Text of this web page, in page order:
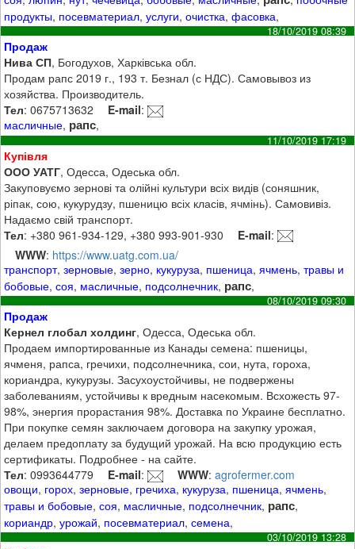
продукты, посевматериал,услуги,очистка,фасовка,
18/10/2019 08:39
Продаж
Нива СП, Богодухов, Харківська обл.
Продам рапс 2019 г., 193 т. Безнал (с НДС). Самовывоз из
хозяйства. Производитель.
Тел: 0675713632 E-mail:
масличные, рапс,
11/10/2019 17:19
Купівля
ООО УАТГ, Одесса, Одеська обл.
Закуповуємо зернові та олійні культури всіх видів (соняшник,
ріпак, сою, кукурудзу, пшеницю всіх класів, ячмінь). Самовивіз.
Надаємо свій транспорт.
Тел: +380 961-934-129, +380 993-901-930 E-mail:
WWW: https://www.uatg.com.ua/
транспорт,зерновые,зерно, кукуруза, пшеница,ячмень,травы и
бобовые,соя, масличные, подсолнечник, рапс,
08/10/2019 09:30
Продаж
Кернел глобал холдинг, Одесса, Одеська обл.
Продаем импортированные из Канады семена: пшеницы,
ячменя, рапса, гречихи, подсолнечника, сои, нута, гороха,
кориандра, кукурузы. Засухоустойчивы, не подвержены
заболеваниям, устойчивы к вредным насекомым. Всхожесть 97-
98%, энергия прорастания 98%. Доставка по Украине бесплатно.
При покупке семян заключаем договора на закупку урожая,
делаем предоплату за будущий урожай. На всю продукцию есть
сертификаты. Подробнее - на сайте.
Тел: 0993644779 E-mail: WWW:agrofermer.com
овощи, горох,зерновые, гречиха, кукуруза, пшеница,ячмень,
травы и бобовые,соя, масличные, подсолнечник, рапс,
кориандр,урожай, посевматериал,семена,
03/10/2019 13:28